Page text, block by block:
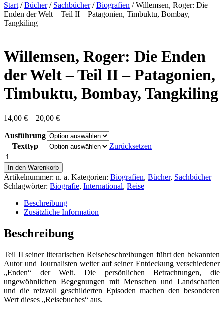
Skip
to
content
Start /Bücher/ Sachbücher/Biografien / Willemsen, Roger: Die
Enden der Welt – Teil II – Patagonien, Timbuktu, Bombay,
Tangkiling
Willemsen, Roger: Die Enden
der Welt – Teil II – Patagonien,
Timbuktu, Bombay, Tangkiling
14,00 € – 20,00 €Preisspanne:
bis
20,00 €
Ausführung
Texttyp
Zurücksetzen
Willemsen,
Roger:
Die
Enden
der
Welt
II
-
Timbuktu,
Bombay,
Tangkiling
Menge
In den Warenkorb
Artikelnummer: n. a. Kategorien: Biografien, Bücher, Sachbücher
Schlagwörter: Biografie, International, Reise
Beschreibung
Zusätzliche Information
Beschreibung
Teil II seiner literarischen Reisebeschreibungen führt den bekannten
Autor und Journalisten weiter auf seiner Entdeckung verschiedener
„Enden“ der Welt. Die persönlichen Betrachtungen, die
ungewöhnlichen Begegnungen mit Menschen und Landschaften
und die reizvoll geschilderten Episoden machen den besonderen
Wert dieses „Reisebuches“ aus.